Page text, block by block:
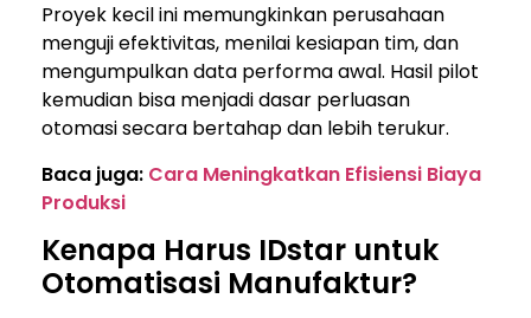
Proyek kecil ini memungkinkan perusahaan
menguji efektivitas, menilai kesiapan tim, dan
mengumpulkan data performa awal. Hasil pilot
kemudian bisa menjadi dasar perluasan
otomasi secara bertahap dan lebih terukur.
Baca juga: Cara Meningkatkan Efisiensi Biaya
Produksi
Kenapa Harus IDstar untuk
Otomatisasi Manufaktur?